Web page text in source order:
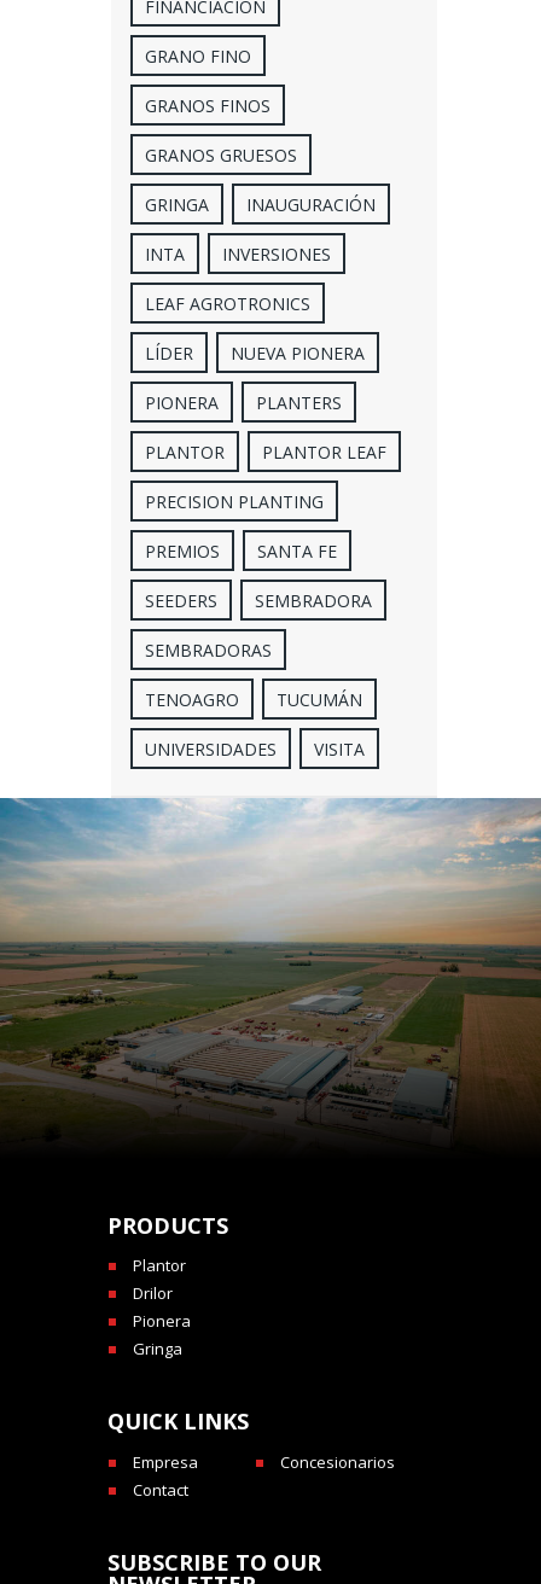
FINANCIACIÓN
GRANO FINO
GRANOS FINOS
GRANOS GRUESOS
GRINGA INAUGURACIÓN
INTA INVERSIONES
LEAF AGROTRONICS
LÍDER NUEVA PIONERA
PIONERA PLANTERS
PLANTOR PLANTOR LEAF
PRECISION PLANTING
PREMIOS SANTA FE
SEEDERS SEMBRADORA
SEMBRADORAS
TENOAGRO TUCUMÁN
UNIVERSIDADES VISITA
PRODUCTS
Plantor
Drilor
Pionera
Gringa
QUICK LINKS
Empresa
Concesionarios
Contact
SUBSCRIBE TO OUR